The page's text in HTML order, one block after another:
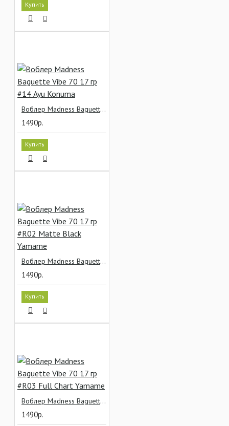
Купить
Воблер Madness Baguette Vibe 70 17 гр #14 Ayu Konuma
1490р.
Купить
Воблер Madness Baguette Vibe 70 17 гр #R02 Matte Black Yamame
1490р.
Купить
Воблер Madness Baguette Vibe 70 17 гр #R03 Full Chart Yamame
1490р.